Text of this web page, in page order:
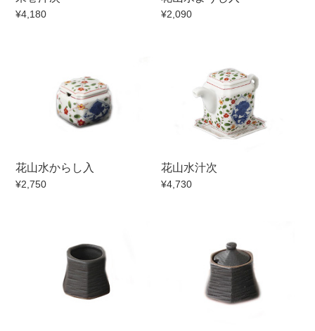
¥4,180 ¥2,090
花山水からし入
¥2,750
花山水汁次
¥4,730